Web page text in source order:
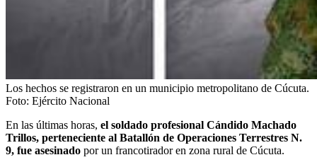
Los hechos se registraron en un municipio metropolitano de Cúcuta.
Foto: Ejército Nacional
En las últimas horas, el soldado profesional Cándido Machado
Trillos, perteneciente al Batallón de Operaciones Terrestres N.
9, fue asesinado por un francotirador en zona rural de Cúcuta.